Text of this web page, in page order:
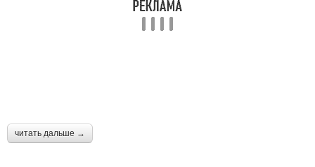
читать дальше →